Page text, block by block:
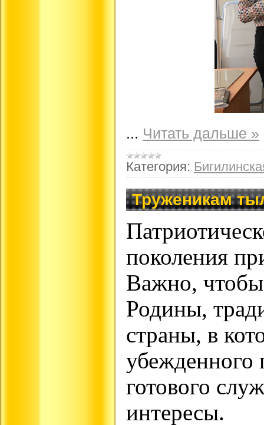
... Читать дальше »
Категория:
Труженикам
поколения
Важно,
Родины,
страны, в
убежденного
готового
интересы.